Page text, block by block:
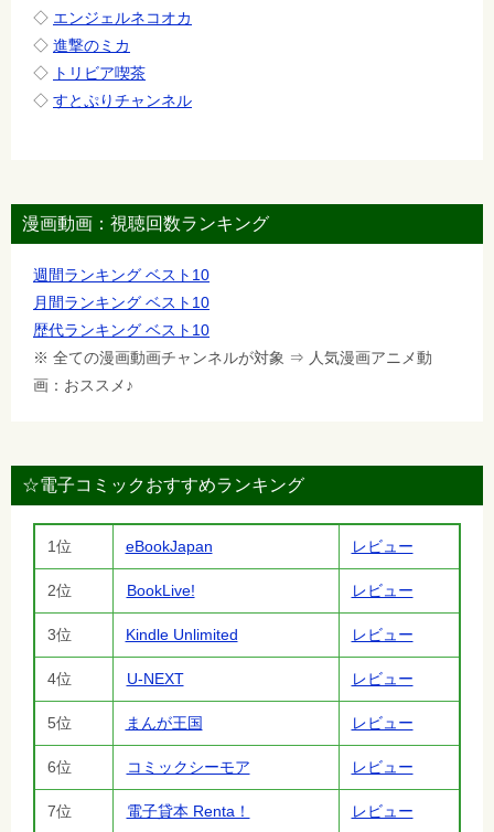
◇ エンジェルネコオカ
◇ 進撃のミカ
◇ トリビア喫茶
◇ すとぷりチャンネル
漫画動画：視聴回数ランキング
週間ランキング ベスト10
月間ランキング ベスト10
歴代ランキング ベスト10
※ 全ての漫画動画チャンネルが対象 ⇒ 人気漫画アニメ動
画：おススメ♪
☆電子コミックおすすめランキング
1位 eBookJapan レビュー
2位 BookLive! レビュー
3位 Kindle Unlimited レビュー
4位 U-NEXT レビュー
5位 まんが王国 レビュー
6位 コミックシーモア レビュー
7位 電子貸本 Renta！ レビュー